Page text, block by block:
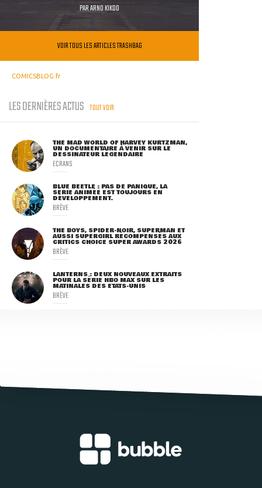
PARARNO KIKOO
VOIR TOUS LES ARTICLES TRASHBAG
COMICSBLOG.fr
LES DERNIÈRES ACTUS TOUT VOIR
THE MAD WORLD OF HARVEY KURTZMAN,
UN DOCUMENTAIRE À VENIR SUR LE
DESSINATEUR LÉGENDAIRE
ECRANS
BLUE BEETLE : PAS DE PANIQUE, LA
SÉRIE ANIMÉE EST TOUJOURS EN
DÉVELOPPEMENT.
BRÈVE
THE BOYS, SPIDER-NOIR, SUPERMAN ET
AUSSI SUPERGIRL RÉCOMPENSÉS AUX
CRITICS CHOICE SUPER AWARDS 2026
BRÈVE
LANTERNS : DEUX NOUVEAUX EXTRAITS
POUR LA SÉRIE HBO MAX SUR LES
MATINALES DES ETATS-UNIS
BRÈVE